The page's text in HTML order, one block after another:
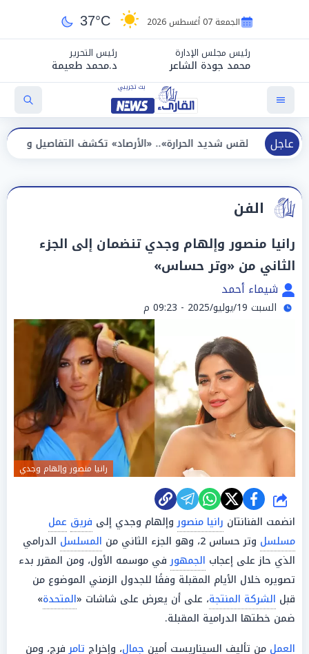
الجمعة 07 أغسطس 2026 37°C
رئيس مجلس الإدارة
محمد جودة الشاعر
رئيس التحرير
د.محمد طعيمة
عاجل
شديد الحرارة».. «الأرصاد» تكشف التفاصيل والظواهر الجوية
الفن
رانيا منصور وإلهام وجدي تنضمان إلى الجزء
الثاني من «وتر حساس»
شيماء أحمد
السبت 19/يوليو/2025 - 09:23 م
رانيا منصور وإلهام وجدي
شارك
انضمت الفنانتان رانيا منصوروإلهام وجدي إلى فريق عمل
مسلسل وتر حساس 2، وهو الجزء الثاني من المسلسل الدرامي
الذي حاز على إعجاب الجمهورفي موسمه الأول، ومن المقرر بدء
تصويره خلال الأيام المقبلة وفقًا للجدول الزمني الموضوع من
قبل الشركة المنتجة، على أن يعرض على شاشات «المتحدة»
ضمن خطتها الدرامية المقبلة.
العمل من تأليف السيناريست أمين جمال، وإخراج تامرفرج، ومن